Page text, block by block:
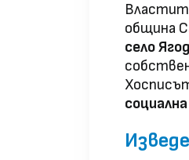
община
село